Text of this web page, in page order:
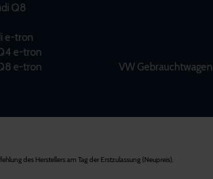
Q8
e-tron
e-tron
e-tron
VW Gebrauchtwagen
des Herstellers am Tag der Erstzulassung (Neupreis).